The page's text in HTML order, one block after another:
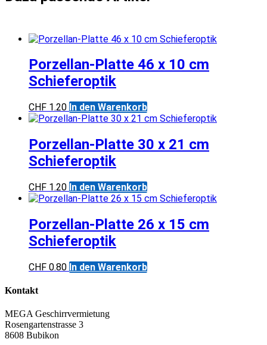
Porzellan-Platte 46 x 10 cm
Schieferoptik
CHF 1.20 In den Warenkorb
Porzellan-Platte 30 x 21 cm
Schieferoptik
CHF 1.20 In den Warenkorb
Porzellan-Platte 26 x 15 cm
Schieferoptik
CHF 0.80 In den Warenkorb
Kontakt
MEGA Geschirrvermietung
Rosengartenstrasse 3
8608 Bubikon